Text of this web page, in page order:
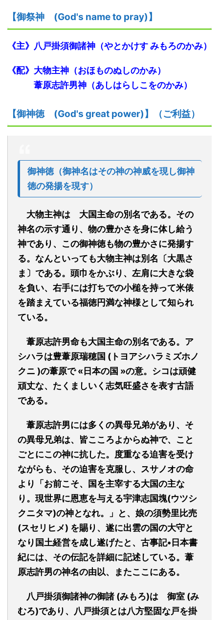
【御祭神 (God's name to pray)】
《主》 八戸掛須御諸神 （やとかけすみもろのかみ）
《配》 大物主神 （おほものぬしのかみ）
葦原志許男神 （あしはらしこをのかみ）
【御神徳 (God's great power)】 （ご利益）
御神徳（御神名はその神の神威を現し御神
徳の発揚を現す）
大物主神は
大国主命の別名である。その
神名の示す通り、物の豊かさを身に体し給う
神であり、この御神徳も物の豊かさに発揚す
る。なんといっても大物主神は別名〔大黒さ
ま〕である。頭巾をかぶり、左肩に大きな袋
を負い、右手には打ちでの小槌を持って米俵
を踏まえている福徳円満な神様として知られ
ている。
葦原志許男命も大国主命の別名である。ア
シハラは豊葦原瑞穂国 (トヨアシハラミズホノ
クニ )の葦原で «日本の国 »の意。シコは頑健
頑丈な、たくましいく志気旺盛さを表す古語
である。
葦原志許男には多くの異母兄弟があり、そ
の異母兄弟は、皆こころよからぬ神で、こと
ごとにこの神に抗した。度重なる迫害を受け
ながらも、その迫害を克服し、スサノオの命
より「お前こそ、国を主宰する大国の主な
り。現世界に恩恵を与える宇津志国塊(ウツシ
クニタマ)の神となれ。」と、娘の須勢里比売
(スセリヒメ) を賜り、遂に出雲の国の大守と
なり国土経営を成し遂げたと、古事記•日本書
紀には、その伝記を詳細に記述している。葦
原志許男の神名の由以、またここにある。
八戸掛須御諸神の御諸 (みもろ)は 御室 (み
むろ)であり、八戸掛須とは八方堅固な戸を掛